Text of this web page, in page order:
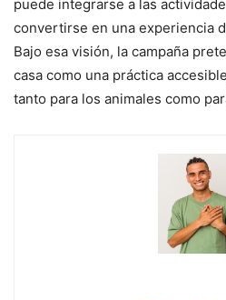
puede integrarse a las
convertirse en una experiencia
Bajo esa visión, la campaña
casa como una práctica
tanto para los animales como